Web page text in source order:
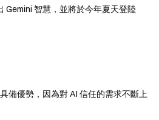
Gemini 智慧，並將於今年夏天登陸
備優勢，因為對 AI 信任的需求不斷上